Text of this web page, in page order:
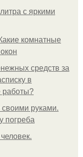
с яркими
комнатные
средств за
в
работы?
руками.
погреба